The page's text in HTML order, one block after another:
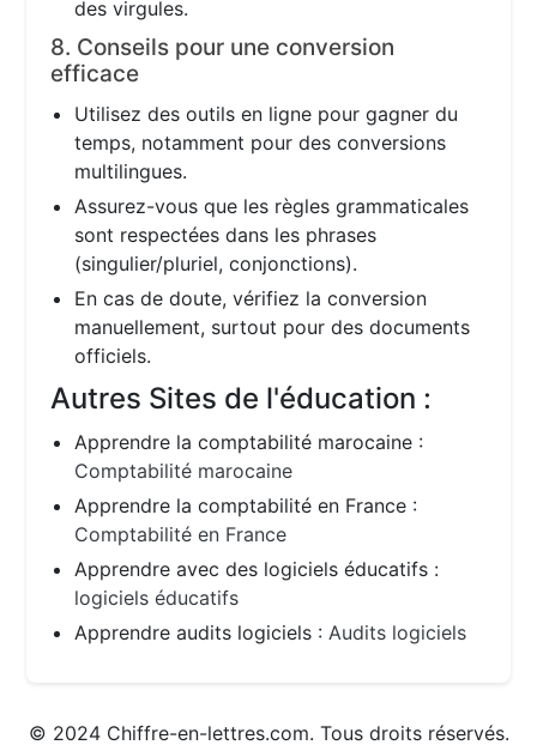
des virgules.
8. Conseils pour une conversion
efficace
Utilisez des outils en ligne pour gagner du
temps, notamment pour des conversions
multilingues.
Assurez-vous que les règles grammaticales
sont respectées dans les phrases
(singulier/pluriel, conjonctions).
En cas de doute, vérifiez la conversion
manuellement, surtout pour des documents
officiels.
Autres Sites de l'éducation :
Apprendre la comptabilité marocaine :
Comptabilité marocaine
Apprendre la comptabilité en France :
Comptabilité en France
Apprendre avec des logiciels éducatifs :
logiciels éducatifs
Apprendre audits logiciels :Audits logiciels
© 2024 Chiffre-en-lettres.com. Tous droits réservés.